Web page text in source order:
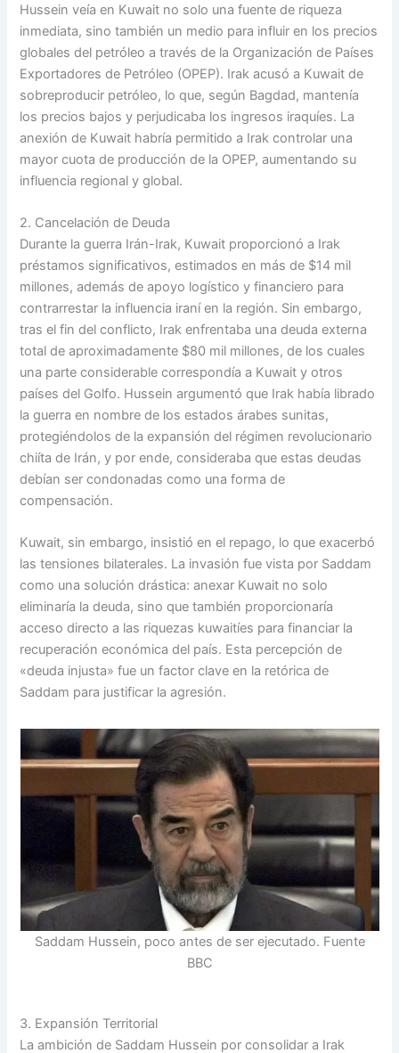
Hussein veía en Kuwait no solo una fuente de riqueza
inmediata, sino también un medio para influir en los precios
globales del petróleo a través de la Organización de Países
Exportadores de Petróleo (OPEP). Irak acusó a Kuwait de
sobreproducir petróleo, lo que, según Bagdad, mantenía
los precios bajos y perjudicaba los ingresos iraquíes. La
anexión de Kuwait habría permitido a Irak controlar una
mayor cuota de producción de la OPEP, aumentando su
influencia regional y global.
2. Cancelación de Deuda
Durante la guerra Irán-Irak, Kuwait proporcionó a Irak
préstamos significativos, estimados en más de $14 mil
millones, además de apoyo logístico y financiero para
contrarrestar la influencia iraní en la región. Sin embargo,
tras el fin del conflicto, Irak enfrentaba una deuda externa
total de aproximadamente $80 mil millones, de los cuales
una parte considerable correspondía a Kuwait y otros
países del Golfo. Hussein argumentó que Irak había librado
la guerra en nombre de los estados árabes sunitas,
protegiéndolos de la expansión del régimen revolucionario
chiíta de Irán, y por ende, consideraba que estas deudas
debían ser condonadas como una forma de
compensación.
Kuwait, sin embargo, insistió en el repago, lo que exacerbó
las tensiones bilaterales. La invasión fue vista por Saddam
como una solución drástica: anexar Kuwait no solo
eliminaría la deuda, sino que también proporcionaría
acceso directo a las riquezas kuwaitíes para financiar la
recuperación económica del país. Esta percepción de
«deuda injusta» fue un factor clave en la retórica de
Saddam para justificar la agresión.
Saddam Hussein, poco antes de ser ejecutado. Fuente
BBC
3. Expansión Territorial
La ambición de Saddam Hussein por consolidar a Irak